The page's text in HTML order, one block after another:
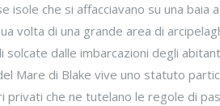
isole che si affacciavano su una
volta di una grande area di
solcate dalle imbarcazioni degli
Mare di Blake vive uno statuto
che ne tutelano le regole di